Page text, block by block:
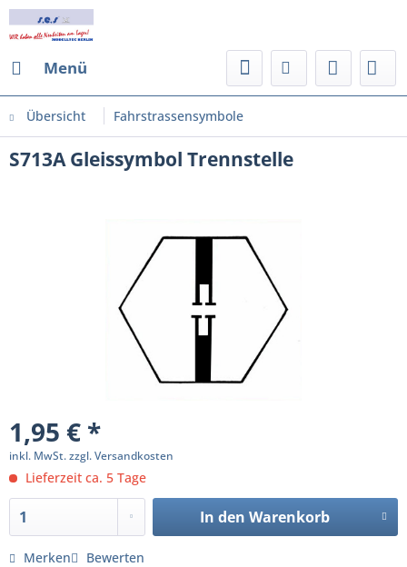
Menü
Übersicht Fahrstrassensymbole
S713A Gleissymbol Trennstelle
1,95 € *
inkl. MwSt.zzgl. Versandkosten
Lieferzeit ca. 5 Tage
In den Warenkorb
Merken Bewerten